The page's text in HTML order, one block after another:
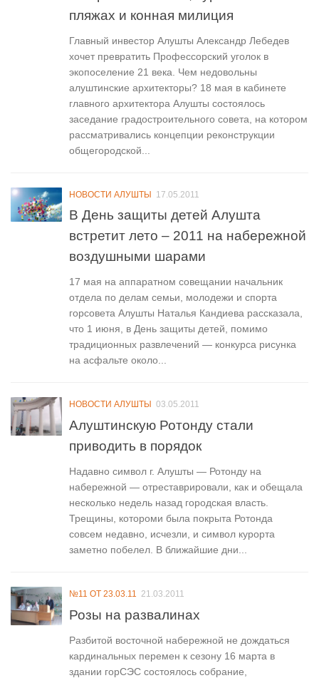
пляжах и конная милиция
Главный инвестор Алушты Александр Лебедев
хочет превратить Профессорский уголок в
экопоселение 21 века. Чем недовольны
алуштинские архитекторы? 18 мая в кабинете
главного архитектора Алушты состоялось
заседание градостроительного совета, на котором
рассматривались концепции реконструкции
общегородской...
НОВОСТИ АЛУШТЫ 17.05.2011
В День защиты детей Алушта
встретит лето – 2011 на набережной
воздушными шарами
17 мая на аппаратном совещании начальник
отдела по делам семьи, молодежи и спорта
горсовета Алушты Наталья Кандиева рассказала,
что 1 июня, в День защиты детей, помимо
традиционных развлечений — конкурса рисунка
на асфальте около...
НОВОСТИ АЛУШТЫ 03.05.2011
Алуштинскую Ротонду стали
приводить в порядок
Надавно символ г. Алушты — Ротонду на
набережной — отреставрировали, как и обещала
несколько недель назад городская власть.
Трещины, котороми была покрыта Ротонда
совсем недавно, исчезли, и символ курорта
заметно побелел. В ближайшие дни...
№11 ОТ 23.03.11 21.03.2011
Розы на развалинах
Разбитой восточной набережной не дождаться
кардинальных перемен к сезону 16 марта в
здании горСЭС состоялось собрание,